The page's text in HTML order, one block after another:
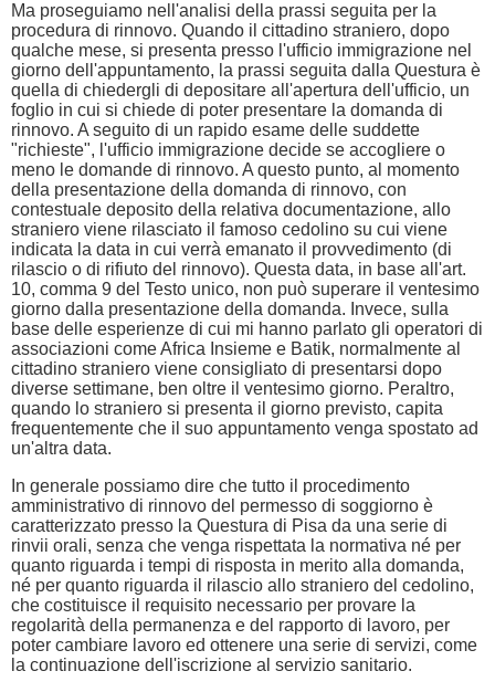
Ma proseguiamo nell'analisi della prassi seguita per la
procedura di rinnovo. Quando il cittadino straniero, dopo
qualche mese, si presenta presso l'ufficio immigrazione nel
giorno dell'appuntamento, la prassi seguita dalla Questura è
quella di chiedergli di depositare all'apertura dell'ufficio, un
foglio in cui si chiede di poter presentare la domanda di
rinnovo. A seguito di un rapido esame delle suddette
"richieste", l'ufficio immigrazione decide se accogliere o
meno le domande di rinnovo. A questo punto, al momento
della presentazione della domanda di rinnovo, con
contestuale deposito della relativa documentazione, allo
straniero viene rilasciato il famoso cedolino su cui viene
indicata la data in cui verrà emanato il provvedimento (di
rilascio o di rifiuto del rinnovo). Questa data, in base all'art.
10, comma 9 del Testo unico, non può superare il ventesimo
giorno dalla presentazione della domanda. Invece, sulla
base delle esperienze di cui mi hanno parlato gli operatori di
associazioni come Africa Insieme e Batik, normalmente al
cittadino straniero viene consigliato di presentarsi dopo
diverse settimane, ben oltre il ventesimo giorno. Peraltro,
quando lo straniero si presenta il giorno previsto, capita
frequentemente che il suo appuntamento venga spostato ad
un'altra data.
In generale possiamo dire che tutto il procedimento
amministrativo di rinnovo del permesso di soggiorno è
caratterizzato presso la Questura di Pisa da una serie di
rinvii orali, senza che venga rispettata la normativa né per
quanto riguarda i tempi di risposta in merito alla domanda,
né per quanto riguarda il rilascio allo straniero del cedolino,
che costituisce il requisito necessario per provare la
regolarità della permanenza e del rapporto di lavoro, per
poter cambiare lavoro ed ottenere una serie di servizi, come
la continuazione dell'iscrizione al servizio sanitario.